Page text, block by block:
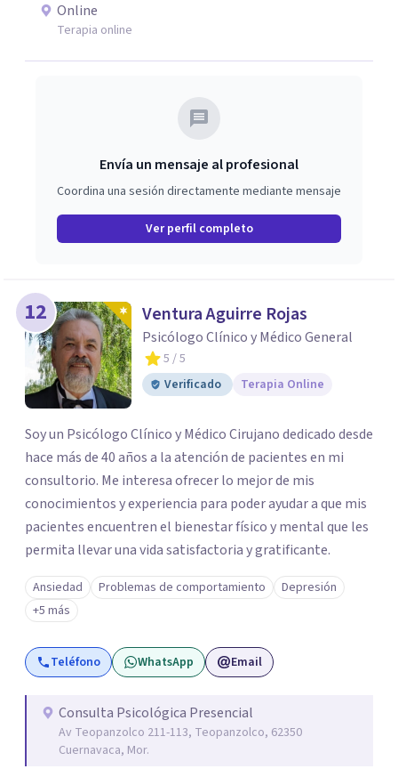
emociones, integrando herramientas basadas en
evidencia con una comprensión profunda de la historia y
Online
Terapia online
Envía un mensaje al profesional
Coordina una sesión directamente mediante mensaje
Ver perfil completo
12 Ventura Aguirre Rojas
Psicólogo Clínico y Médico General
5 / 5
Verificado
Terapia Online
Soy un Psicólogo Clínico y Médico Cirujano dedicado desde
hace más de 40 años a la atención de pacientes en mi
consultorio. Me interesa ofrecer lo mejor de mis
conocimientos y experiencia para poder ayudar a que mis
pacientes encuentren el bienestar físico y mental que les
permita llevar una vida satisfactoria y gratificante.
Ansiedad Problemas de comportamiento
Depresión
+5 más
Teléfono WhatsApp Email
Consulta Psicológica Presencial
Av Teopanzolco 211-113, Teopanzolco, 62350
Cuernavaca, Mor.